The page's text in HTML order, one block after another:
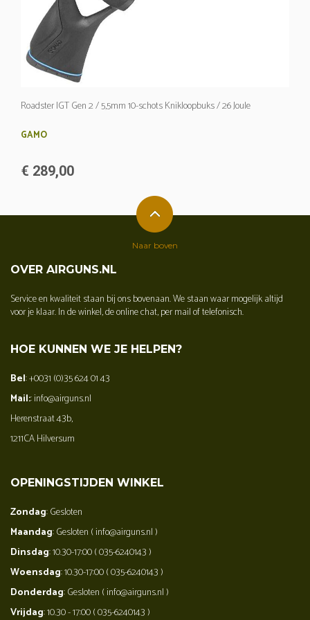
Roadster IGT Gen 2 / 5,5mm 10-schots Knikloopbuks / 26 Joule
GAMO
€ 289,00
OVER AIRGUNS.NL
Service en kwaliteit staan bij ons bovenaan. We staan waar mogelijk altijd
voor je klaar. In de winkel, de online chat, per mail of telefonisch.
HOE KUNNEN WE JE HELPEN?
Bel: +0031 (0)35 624 01 43
Mail:: info@airguns.nl
Herenstraat 43b,
1211CA Hilversum
OPENINGSTIJDEN WINKEL
Zondag: Gesloten
Maandag: Gesloten ( info@airguns.nl )
Dinsdag: 10.30-17:00 ( 035-6240143 )
Woensdag: 10.30-17:00 ( 035-6240143 )
Donderdag: Gesloten ( info@airguns.nl )
Vrijdag: 10.30 - 17:00 ( 035-6240143 )
Naar boven